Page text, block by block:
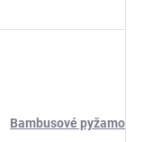
Bambusové pyžamo